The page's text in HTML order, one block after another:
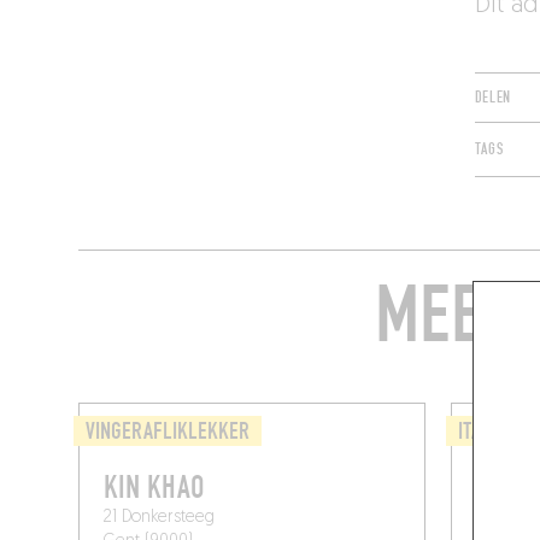
Dit
DELEN
TAGS
VINGERAFLIKLEKKER
KIN KHAO
21 Donkersteeg
ITALIAANS